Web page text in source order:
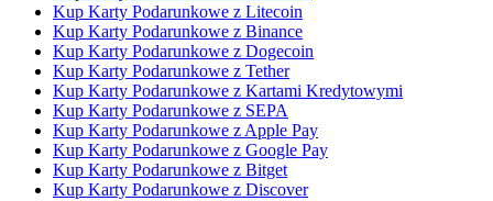
Kup Karty Podarunkowe z Litecoin
Kup Karty Podarunkowe z Binance
Kup Karty Podarunkowe z Dogecoin
Kup Karty Podarunkowe z Tether
Kup Karty Podarunkowe z Kartami Kredytowymi
Kup Karty Podarunkowe z SEPA
Kup Karty Podarunkowe z Apple Pay
Kup Karty Podarunkowe z Google Pay
Kup Karty Podarunkowe z Bitget
Kup Karty Podarunkowe z Discover